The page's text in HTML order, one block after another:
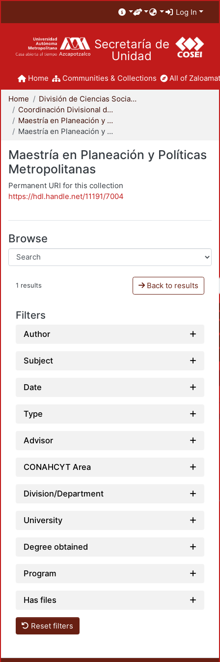
Log In
Secretaría de
Unidad
Home Communities & Collections All of
Home
División de Ciencias Sociales y Humanidades
Coordinación Divisional de Posgrado
Maestría en Planeación y Políticas Metropolitanas
Maestría en Planeación y Políticas Metropolitanas
Maestría en Planeación y Políticas
Metropolitanas
Permanent URI for this collection
https://hdl.handle.net/11191/7004
Browse
1 results Back to results
Filters
Author
Subject
Date
Type
Advisor
CONAHCYT Area
Division/Department
University
Degree obtained
Program
Has files
Reset filters